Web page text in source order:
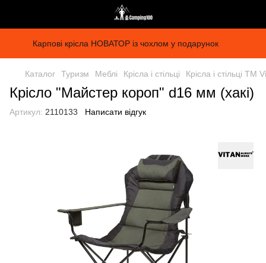
Карпові крісла НОВАТОР із чохлом у подарунок
Каталог Туризм Меблі Крісла і стільці Крісла і стільці ТМ
Крісло "Майстер короп" d16 мм (хакі)
Артикул: 2110133 Написати відгук